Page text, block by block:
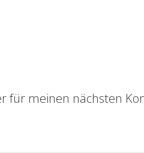
für meinen nächsten